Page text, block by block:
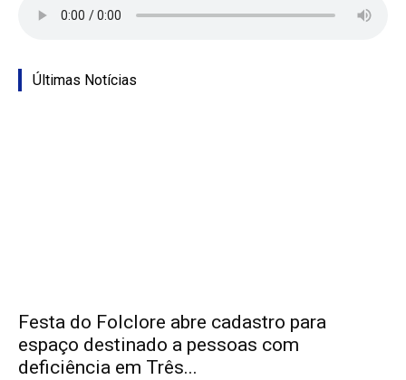
Últimas Notícias
Festa do Folclore abre cadastro para
espaço destinado a pessoas com
deficiência em Três...